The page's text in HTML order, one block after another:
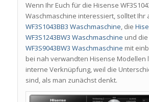
Wenn Ihr Euch für die Hisense
Waschmaschine interessiert, solltet Ihr
WF3S1043BB3 Waschmaschine, die
WF3S1243BW3 Waschmaschine und die
WF3S9043BW3 Waschmaschine mit
bei nah verwandten Hisense Modellen
interne Verknüpfung, weil die
sind, als man zunächst denkt.